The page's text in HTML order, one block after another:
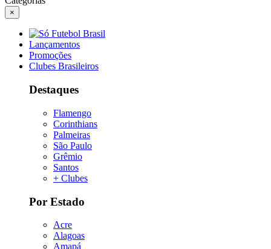
×
Lançamentos
Promoções
Clubes Brasileiros
Destaques
Flamengo
Corinthians
Palmeiras
São Paulo
Grêmio
Santos
+ Clubes
Por Estado
Acre
Alagoas
Amapá